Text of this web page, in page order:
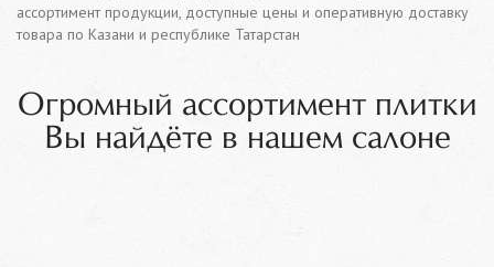
ассортимент продукции, доступные цены и оперативную доставку
товара по Казани и республике Татарстан
Огромный ассортимент плитки
Вы найдёте в нашем салоне